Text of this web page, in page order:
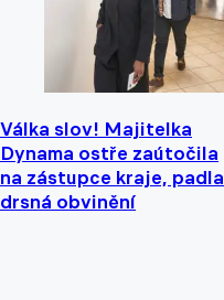
Válka slov! Majitelka
Dynama ostře zaútočila
na zástupce kraje, padla
drsná obvinění